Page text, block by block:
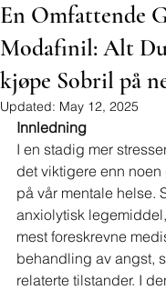
En Omfattende
Modafinil: Alt
kjøpe Sobril på
Updated: May 12, 2025
Innledning
I en stadig mer
det viktigere enn
på vår mentale helse.
anxiolytisk
mest foreskrevne
behandling av angst,
relaterte tilstander. I